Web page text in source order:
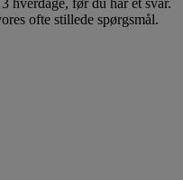
ofte stillede spørgsmål.